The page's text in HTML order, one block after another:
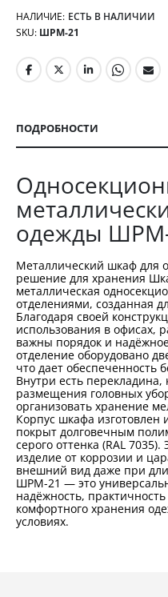
НАЛИЧИЕ: ЕСТЬ В НАЛИЧИИ
SKU ШРМ-21
ПОДРОБНОСТИ
одежды
Металлический шкаф
решение для хранения
металлическая
отделениями, созданная
Благодаря своей
использования в офисах,
важны порядок и
отделение оборудовано
что дает обеспеченность
Внутри есть
размещения головных
организовать хранение
Корпус шкафа изготовлен
покрыт долговечным
серого оттенка (RAL
изделие от коррозии и
внешний вид даже при
ШРМ-21 — это
надёжность,
комфортного хранения
условиях.